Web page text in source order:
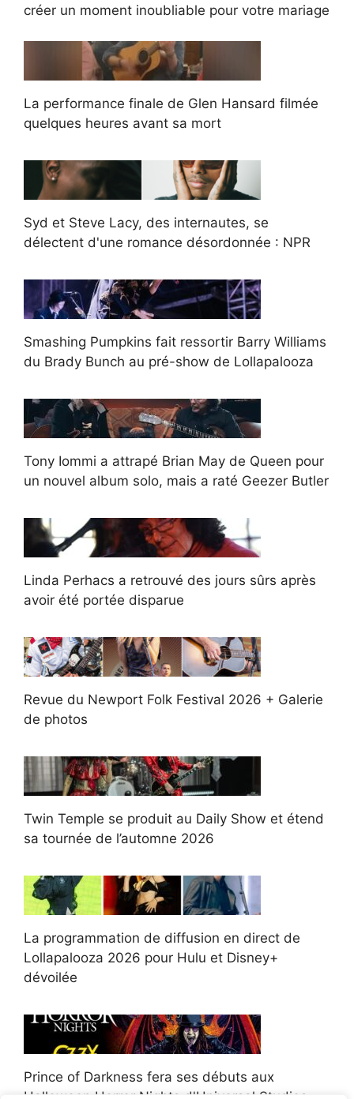
créer un moment inoubliable pour votre mariage
La performance finale de Glen Hansard filmée
quelques heures avant sa mort
Syd et Steve Lacy, des internautes, se
délectent d'une romance désordonnée : NPR
Smashing Pumpkins fait ressortir Barry Williams
du Brady Bunch au pré-show de Lollapalooza
Tony Iommi a attrapé Brian May de Queen pour
un nouvel album solo, mais a raté Geezer Butler
Linda Perhacs a retrouvé des jours sûrs après
avoir été portée disparue
Revue du Newport Folk Festival 2026 + Galerie
de photos
Twin Temple se produit au Daily Show et étend
sa tournée de l’automne 2026
La programmation de diffusion en direct de
Lollapalooza 2026 pour Hulu et Disney+
dévoilée
Prince of Darkness fera ses débuts aux